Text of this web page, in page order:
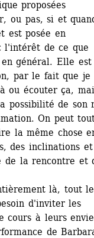
proposées
ou pas, si et
est posée en
l'intérêt de ce que
général. Elle est
par le fait que je
ou écouter ça,
possibilité de son
On peut
la même chose
des inclinations et
de la rencontre et
là, tout le
d'inviter les
cours à leurs
de